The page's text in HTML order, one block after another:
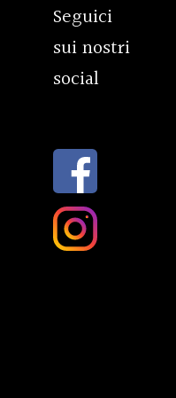
Seguici
sui nostri
social